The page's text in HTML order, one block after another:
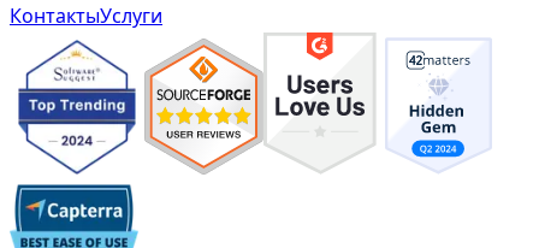
КонтактыУслуги